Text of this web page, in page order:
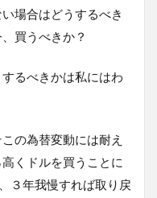
場合はどうするべき
買うべきか？
るべきかは私にはわ
の為替変動には耐え
くドルを買うことに
３年我慢すれば取り戻